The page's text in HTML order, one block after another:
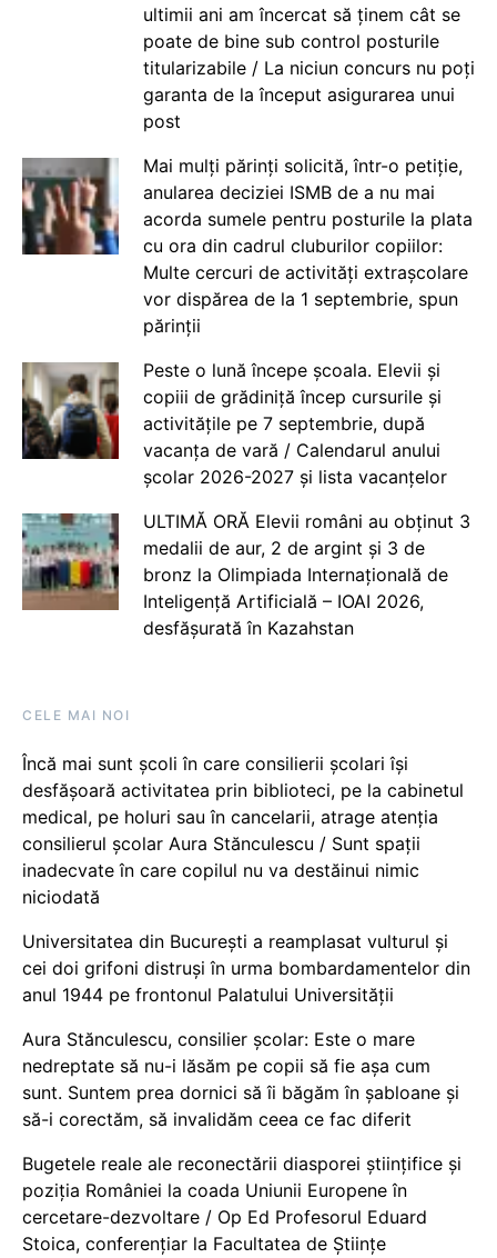
ultimii ani am încercat să ținem cât se
poate de bine sub control posturile
titularizabile / La niciun concurs nu poți
garanta de la început asigurarea unui
post
Mai mulți părinți solicită, într-o petiție,
anularea deciziei ISMB de a nu mai
acorda sumele pentru posturile la plata
cu ora din cadrul cluburilor copiilor:
Multe cercuri de activități extrașcolare
vor dispărea de la 1 septembrie, spun
părinții
Peste o lună începe școala. Elevii și
copiii de grădiniță încep cursurile și
activitățile pe 7 septembrie, după
vacanța de vară / Calendarul anului
școlar 2026-2027 și lista vacanțelor
ULTIMĂ ORĂ Elevii români au obținut 3
medalii de aur, 2 de argint și 3 de
bronz la Olimpiada Internațională de
Inteligență Artificială – IOAI 2026,
desfășurată în Kazahstan
CELE MAI NOI
Încă mai sunt școli în care consilierii școlari își
desfășoară activitatea prin biblioteci, pe la cabinetul
medical, pe holuri sau în cancelarii, atrage atenția
consilierul școlar Aura Stănculescu / Sunt spații
inadecvate în care copilul nu va destăinui nimic
niciodată
Universitatea din București a reamplasat vulturul și
cei doi grifoni distruși în urma bombardamentelor din
anul 1944 pe frontonul Palatului Universității
Aura Stănculescu, consilier școlar: Este o mare
nedreptate să nu-i lăsăm pe copii să fie așa cum
sunt. Suntem prea dornici să îi băgăm în șabloane și
să-i corectăm, să invalidăm ceea ce fac diferit
Bugetele reale ale reconectării diasporei științifice și
poziția României la coada Uniunii Europene în
cercetare-dezvoltare / Op Ed Profesorul Eduard
Stoica, conferențiar la Facultatea de Științe